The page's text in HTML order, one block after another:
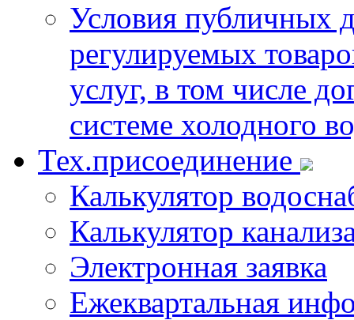
Условия публичных
регулируемых
услуг, в том числе
системе холодного
Тех.присоединение
Калькулятор
Калькулятор
Электронная заявка
Ежеквартальная